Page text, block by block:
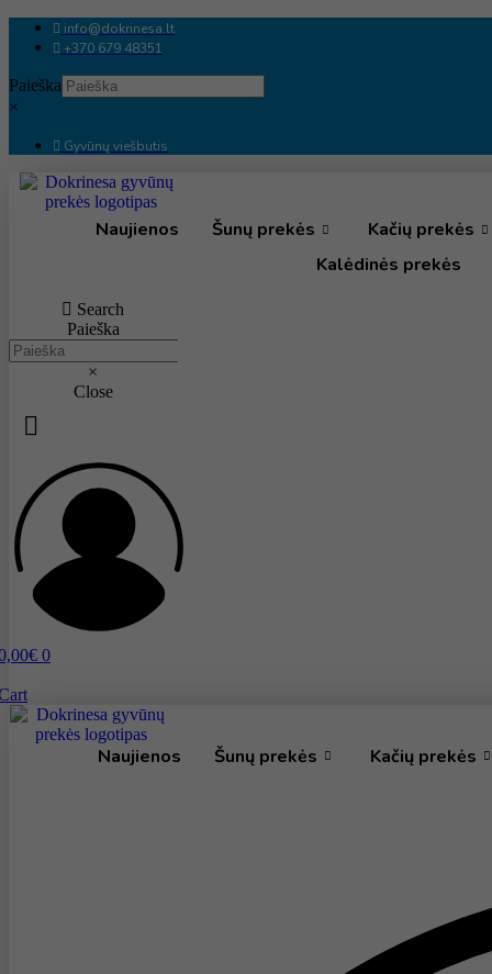
info@dokrinesa.lt
+370 679 48351
Paieška
×
Gyvūnų viešbutis
Naujienos Šunų prekės Kačių prekės
Kalėdinės prekės
Search
Paieška
×
Close
€ 0
Naujienos Šunų prekės Kačių prekės